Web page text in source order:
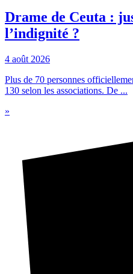
Drame de Ceuta :
l’indignité ?
4 août 2026
Plus de 70 personnes
130 selon les associations. De ...
»